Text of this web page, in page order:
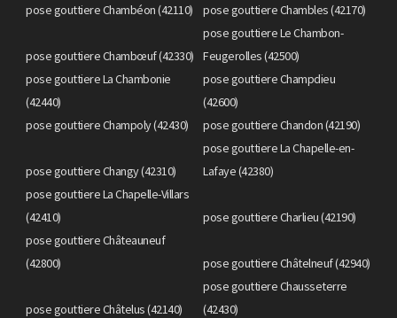
pose gouttiere Chambéon (42110)
pose gouttiere Chambles (42170)
pose gouttiere Chambœuf (42330)
pose gouttiere Le Chambon-
Feugerolles (42500)
pose gouttiere La Chambonie
(42440)
pose gouttiere Champdieu
(42600)
pose gouttiere Champoly (42430)
pose gouttiere Chandon (42190)
pose gouttiere Changy (42310)
pose gouttiere La Chapelle-en-
Lafaye (42380)
pose gouttiere La Chapelle-Villars
(42410)
pose gouttiere Charlieu (42190)
pose gouttiere Châteauneuf
(42800)
pose gouttiere Châtelneuf (42940)
pose gouttiere Châtelus (42140)
pose gouttiere Chausseterre
(42430)